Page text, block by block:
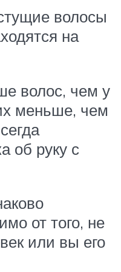
волосы
на
волос, чем у
меньше, чем
об руку с
от того, не
или вы его